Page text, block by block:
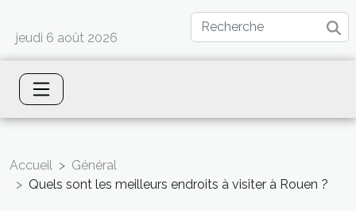
jeudi 6 août 2026
Accueil
Général
Quels sont les meilleurs endroits à visiter à Rouen ?